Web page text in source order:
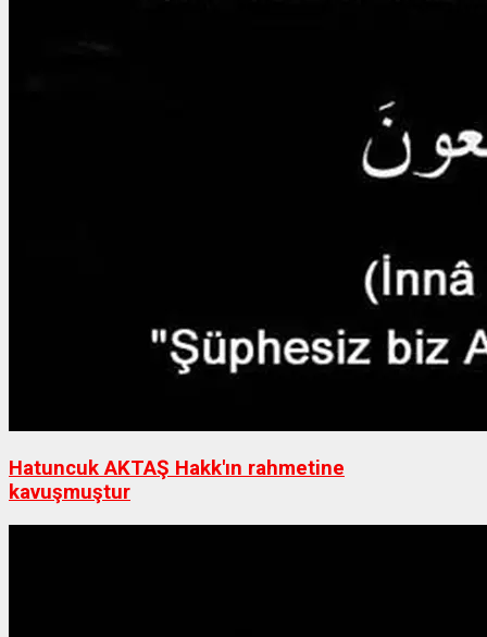
Hatuncuk AKTAŞ Hakk'ın rahmetine
kavuşmuştur